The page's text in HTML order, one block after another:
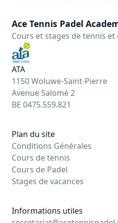
Ace Tennis Padel
Cours et stages de tennis et
ATA
1150 Woluwe-Saint-Pierre
Avenue Salomé 2
BE 0475.559.821
Plan du site
Conditions Générales
Cours de tennis
Cours de Padel
Stages de vacances
Informations utiles